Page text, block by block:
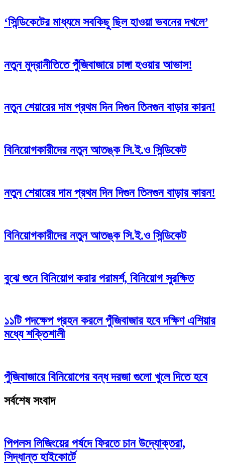
‘সিন্ডিকেটের মাধ্যমে সবকিছু ছিল হাওয়া ভবনের দখলে’
নতুন মুদ্রানীতিতে পুঁজিবাজারে চাঙ্গা হওয়ার আভাস!
নতুন শেয়ারের দাম প্রথম দিন দিগুন তিনগুন বাড়ার কারন!
বিনিয়োগকারীদের নতুন আতঙ্ক সি.ই.ও সিন্ডিকেট
নতুন শেয়ারের দাম প্রথম দিন দিগুন তিনগুন বাড়ার কারন!
বিনিয়োগকারীদের নতুন আতঙ্ক সি.ই.ও সিন্ডিকেট
বুঝে শুনে বিনিয়োগ করার পরামর্শ, বিনিয়োগ সুরক্ষিত
১১টি পদক্ষেপ গ্রহন করলে পুঁজিবাজার হবে দক্ষিণ এশিয়ার
মধ্যে শক্তিশালী
পুঁজিবাজারে বিনিয়োগের বন্ধ দরজা গুলো খুলে দিতে হবে
সর্বশেষ সংবাদ
পিপলস লিজিংয়ের পর্ষদে ফিরতে চান উদ্যোক্তরা,
সিদ্ধান্ত হাইকোর্টে